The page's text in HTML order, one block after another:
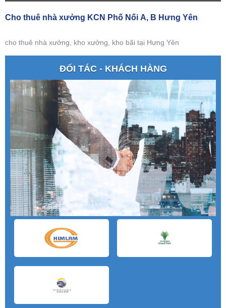
Cho thuê nhà xưởng KCN Phố Nối A, B Hưng Yên
cho thuê nhà xưởng, kho xưởng, kho bãi tại Hưng Yên
ĐỐI TÁC - KHÁCH HÀNG